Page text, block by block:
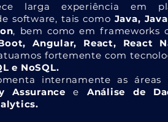
larga experiência em
software, tais como Java,
, bem como em frameworks
Angular, React, React
fortemente com
e NoSQL.
internamente as
Assurance e Análise de